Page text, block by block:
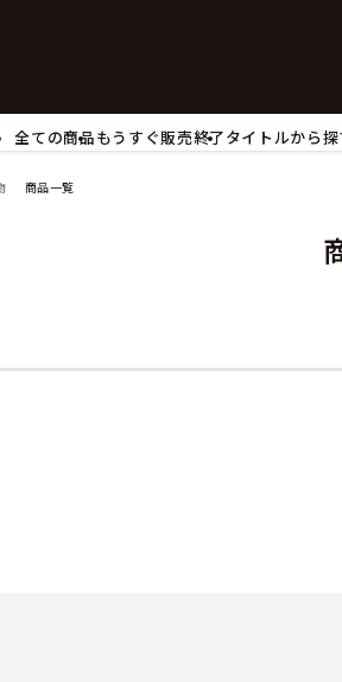
全ての商品もうすぐ販売終了タイトルから
商品一覧